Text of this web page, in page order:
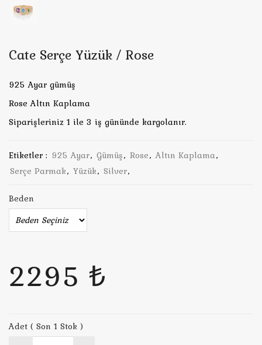
Cate Serçe Yüzük / Rose
925 Ayar gümüş
Rose Altın Kaplama
Siparişleriniz 1 ile 3 iş gününde kargolanır.
Etiketler : 925 Ayar, Gümüş, Rose, Altın Kaplama,
Serçe Parmak, Yüzük, Silver,
Beden
2295 ₺
Adet ( Son 1 Stok )